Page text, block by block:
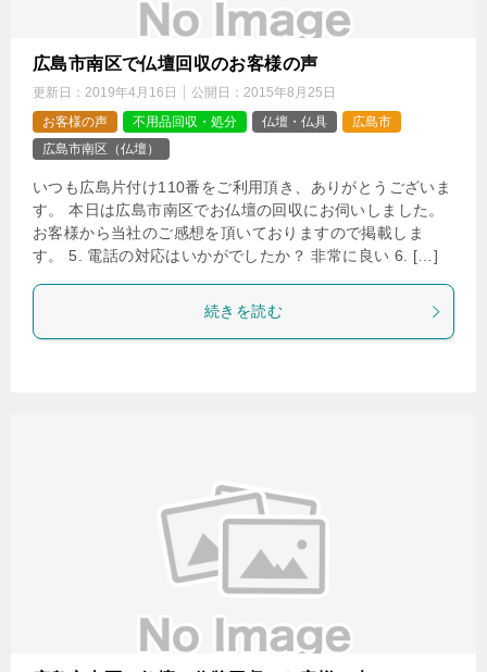
広島市南区で仏壇回収のお客様の声
更新日： 2019年4月16日 公開日： 2015年8月25日
お客様の声
不用品回収・処分 仏壇・仏具
広島市
広島市南区（仏壇）
いつも広島片付け110番をご利用頂き、ありがとうございま
す。 本日は広島市南区でお仏壇の回収にお伺いしました。
お客様から当社のご感想を頂いておりますので掲載しま
す。 5. 電話の対応はいかがでしたか？ 非常に良い 6. […]
続きを読む